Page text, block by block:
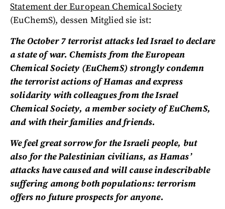
Statement der European Chemical Society
(EuChemS), dessen Mitglied sie ist:
The October 7 terrorist attacks led Israel to declare
a state of war. Chemists from the European
Chemical Society (EuChemS) strongly condemn
the terrorist actions of Hamas and express
solidarity with colleagues from the Israel
Chemical Society, a member society of EuChemS,
and with their families and friends.
We feel great sorrow for the Israeli people, but
also for the Palestinian civilians, as Hamas’
attacks have caused and will cause indescribable
suffering among both populations: terrorism
offers no future prospects for anyone.